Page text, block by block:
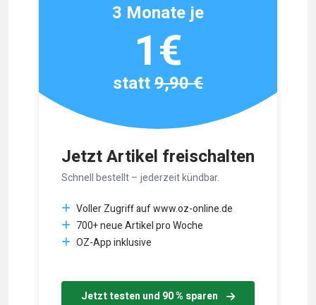
Jetzt Artikel freischalten
Schnell bestellt – jederzeit kündbar.
Voller Zugriff auf www.oz-online.de
700+ neue Artikel pro Woche
OZ-App inklusive
Jetzt testen und 90 % sparen
3 Monate je
1€
statt9,90 €